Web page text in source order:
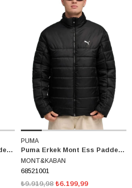
Puma Erkek Mont Ess Padded Jacket 68521055
PUMA
Puma Erkek Mont Ess Padded Jacket 68521001
MONT&KABAN
68521001
₺6.199,99
₺9.919,98